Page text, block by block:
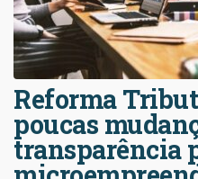
Reforma
poucas
transparência